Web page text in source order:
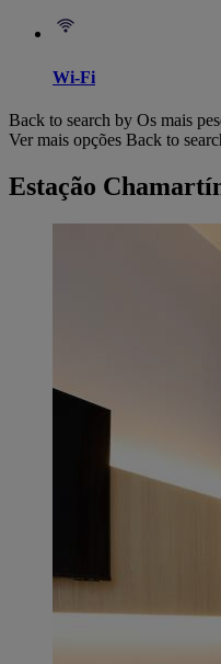
Wi-Fi
Back to search by Os mais
Ver mais opções Back to
Estação